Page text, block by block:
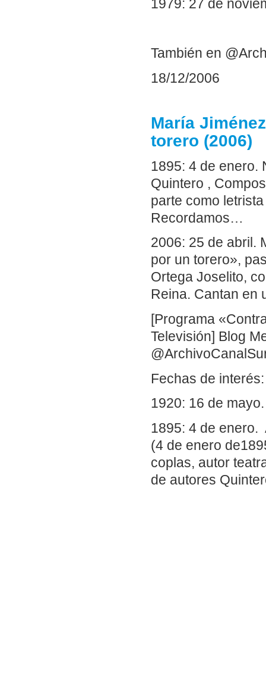
1979: 27 de
También en
18/12/2006
María
torero (2006)
1895: 4 de enero.
Quintero ,
parte como
Recordamos…
2006: 25 de abril.
por un torero»,
Ortega Joselito,
Reina. Cantan en
[Programa
Televisión] Blog
Fechas de interés:
1920: 16 de
1895: 4 de enero.
(4 de enero
coplas, autor
de autores